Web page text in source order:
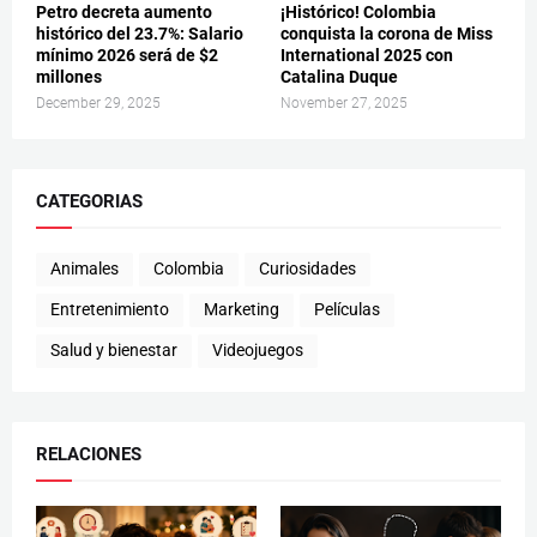
Petro decreta aumento
histórico del 23.7%: Salario
mínimo 2026 será de $2
millones
December 29, 2025
¡Histórico! Colombia
conquista la corona de Miss
International 2025 con
Catalina Duque
November 27, 2025
CATEGORIAS
Animales Colombia Curiosidades
Entretenimiento Marketing Películas
Salud y bienestar Videojuegos
RELACIONES